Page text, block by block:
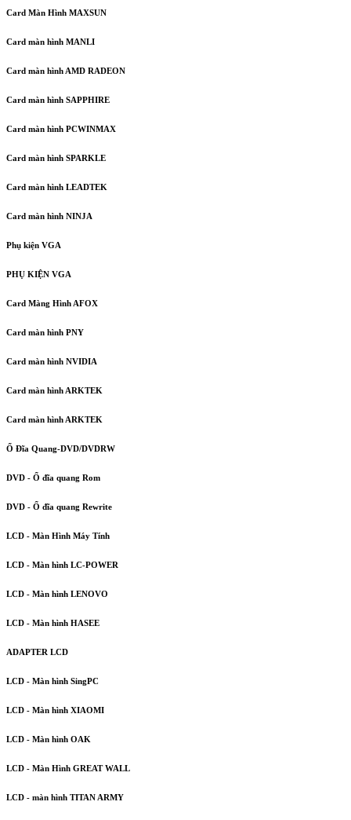
Card Màn Hình MAXSUN
Card màn hình MANLI
Card màn hình AMD RADEON
Card màn hình SAPPHIRE
Card màn hình PCWINMAX
Card màn hình SPARKLE
Card màn hình LEADTEK
Card màn hình NINJA
Phụ kiện VGA
PHỤ KIỆN VGA
Card Màng Hình AFOX
Card màn hình PNY
Card màn hình NVIDIA
Card màn hình ARKTEK
Card màn hình ARKTEK
Ổ Đĩa Quang-DVD/DVDRW
DVD - Ổ đĩa quang Rom
DVD - Ổ đĩa quang Rewrite
LCD - Màn Hình Máy Tính
LCD - Màn hình LC-POWER
LCD - Màn hình LENOVO
LCD - Màn hình HASEE
ADAPTER LCD
LCD - Màn hình SingPC
LCD - Màn hình XIAOMI
LCD - Màn hình OAK
LCD - Màn Hình GREAT WALL
LCD - màn hình TITAN ARMY